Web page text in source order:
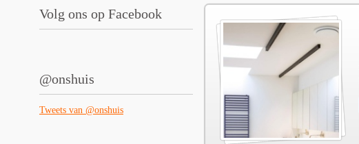
Volg ons op Facebook
@onshuis
Tweets van @onshuis